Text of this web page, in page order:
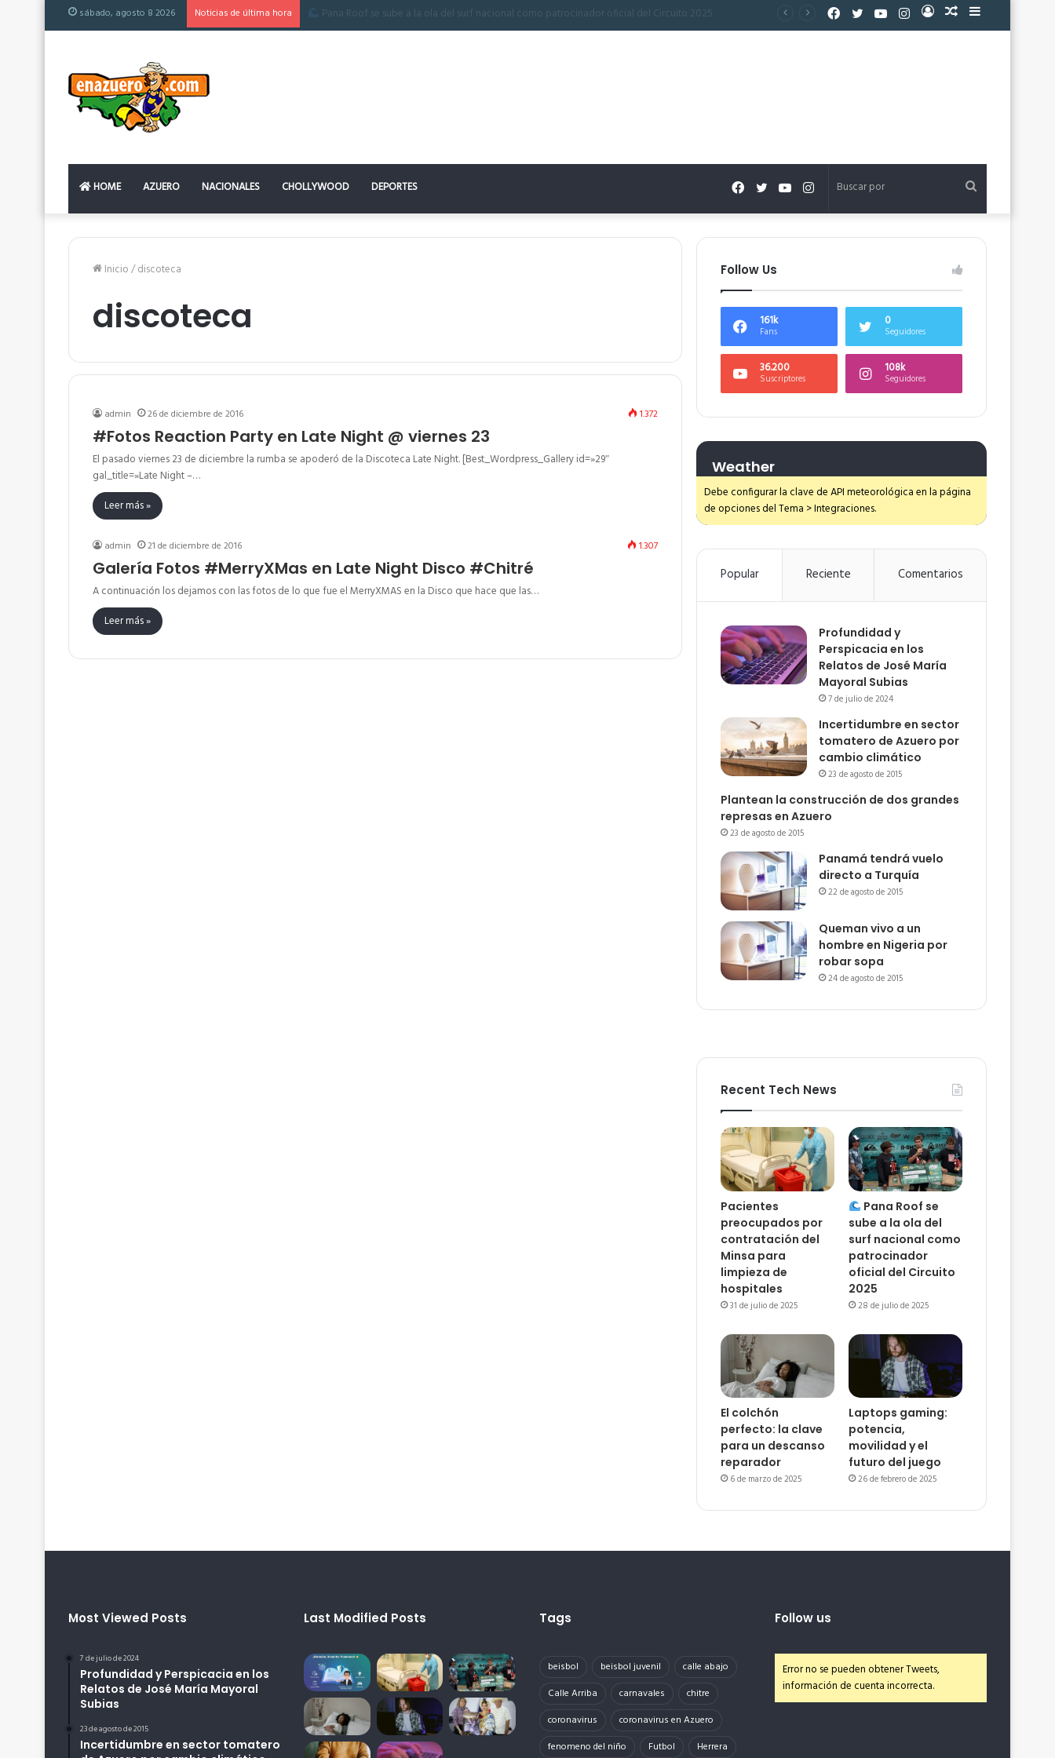
sábado, agosto 8 2026 Noticias de última hora El colchón perfecto: la clave para un descanso reparador
Barra
Publicación
Acceso
Instagram
YouTube
Twitter
Facebook
HOME AZUERO NACIONALES CHOLLYWOOD DEPORTES Buscar
por
Instagram
YouTube
Twitter
Facebook
Inicio/discoteca
discoteca
admin 26 de diciembre de 2016 1.372
#Fotos Reaction Party en Late Night @ viernes 23
El pasado viernes 23 de diciembre la rumba se apoderó de la Discoteca Late Night. [Best_Wordpress_Gallery id=»29″
gal_title=»Late Night –…
Leer más »
admin 21 de diciembre de 2016 1.307
Galería Fotos #MerryXMas en Late Night Disco #Chitré
A continuación los dejamos con las fotos de lo que fue el MerryXMAS en la Disco que hace que las…
Leer más »
Follow Us
161k
Fans
0
Seguidores
36.200
Suscriptores
108k
Seguidores
Weather
Debe configurar la clave de API meteorológica en la página
de opciones del Tema > Integraciones.
Popular Reciente Comentarios
Profundidad y
Perspicacia en los
Relatos de José María
Mayoral Subias
7 de julio de 2024
Incertidumbre en sector
tomatero de Azuero por
cambio climático
23 de agosto de 2015
Plantean la construcción de dos grandes
represas en Azuero
23 de agosto de 2015
Panamá tendrá vuelo
directo a Turquía
22 de agosto de 2015
Queman vivo a un
hombre en Nigeria por
robar sopa
24 de agosto de 2015
Recent Tech News
Pacientes
preocupados por
contratación del
Minsa para
limpieza de
hospitales
31 de julio de 2025
Pana Roof se
sube a la ola del
surf nacional como
patrocinador
oficial del Circuito
2025
28 de julio de 2025
El colchón
perfecto: la clave
para un descanso
reparador
6 de marzo de 2025
Laptops gaming:
potencia,
movilidad y el
futuro del juego
26 de febrero de 2025
Most Viewed Posts
7 de julio de 2024
Profundidad y Perspicacia en los
Relatos de José María Mayoral
Subias
23 de agosto de 2015
Incertidumbre en sector tomatero
Last Modified Posts Tags
beisbol beisbol juvenil
calle abajo
Calle Arriba
carnavales
chitre
coronavirus
coronavirus en Azuero
fenomeno del niño
Futbol
Herrera
Follow us
Error no se pueden obtener Tweets,
información de cuenta incorrecta.